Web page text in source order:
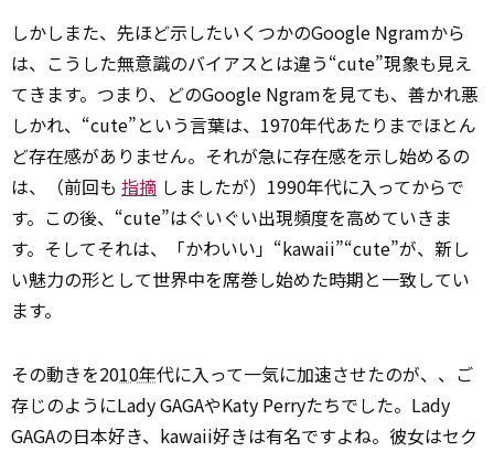
しかしまた、先ほど示したいくつかのGoogle Ngramから
は、こうした無意識のバイアスとは違う“cute”現象も見え
てきます。つまり、どのGoogle Ngramを見ても、善かれ悪
しかれ、“cute”という言葉は、1970年代あたりまでほとん
ど存在感がありません。それが急に存在感を示し始めるの
は、（前回も 指摘 しましたが）1990年代に入ってからで
す。この後、“cute”はぐいぐい出現頻度を高めていきま
す。そしてそれは、「かわいい」“kawaii”“cute”が、新し
い魅力の形として世界中を席巻し始めた時期と一致してい
ます。
その動きを2010年代に入って一気に加速させたのが、、ご
存じのようにLady GAGAやKaty Perryたちでした。Lady
GAGAの日本好き、kawaii好きは有名ですよね。彼女はセク